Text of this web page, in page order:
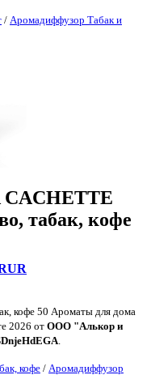
/ Аромадиффузор Табак и
табак, кофе
кофе 50 Ароматы для дома
2026 от ООО "Алькор и
.
кофе / Аромадиффузор